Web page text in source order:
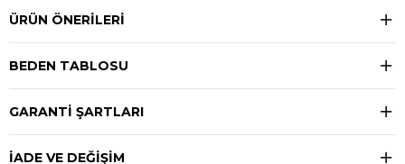
ÜRÜN ÖNERILERI
BEDEN TABLOSU
GARANTİ ŞARTLARI
İADE VE DEĞİŞİM